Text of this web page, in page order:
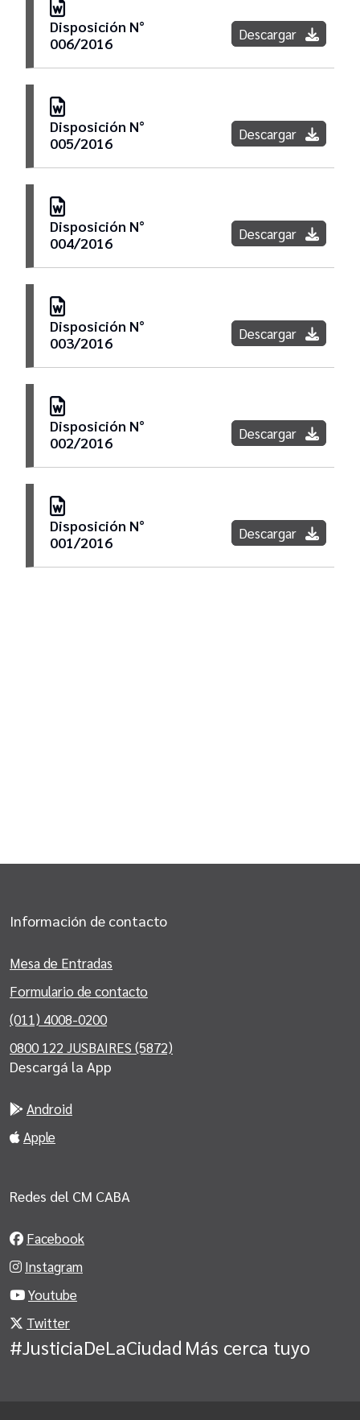
Disposición N°
006/2016
Descargar
Disposición N°
005/2016
Descargar
Disposición N°
004/2016
Descargar
Disposición N°
003/2016
Descargar
Disposición N°
002/2016
Descargar
Disposición N°
001/2016
Descargar
Información de contacto
Mesa de Entradas
Formulario de contacto
(011) 4008-0200
0800 122 JUSBAIRES (5872)
Descargá la App
Android
Apple
Redes del CM CABA
Facebook
Instagram
Youtube
Twitter
#JusticiaDeLaCiudad Más cerca tuyo